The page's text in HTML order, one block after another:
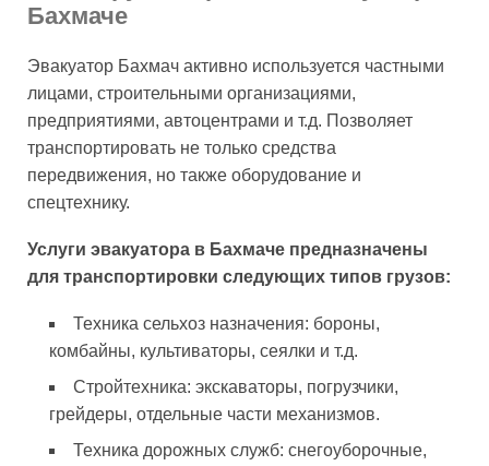
Бахмаче
Эвакуатор Бахмач активно используется частными
лицами, строительными организациями,
предприятиями, автоцентрами и т.д. Позволяет
транспортировать не только средства
передвижения, но также оборудование и
спецтехнику.
Услуги эвакуатора в Бахмаче предназначены
для транспортировки следующих типов грузов:
Техника сельхоз назначения: бороны,
комбайны, культиваторы, сеялки и т.д.
Стройтехника: экскаваторы, погрузчики,
грейдеры, отдельные части механизмов.
Техника дорожных служб: снегоуборочные,